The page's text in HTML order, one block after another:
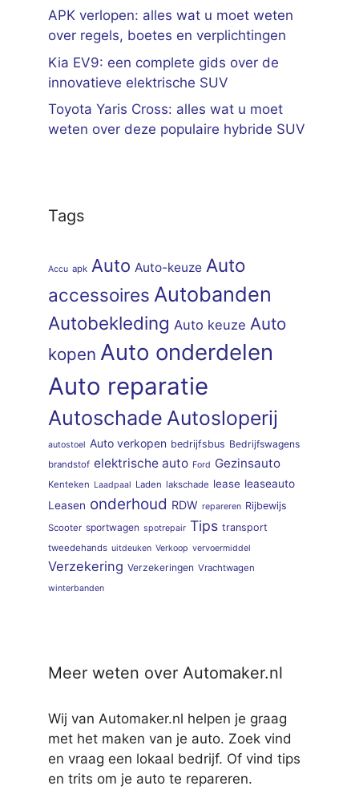
APK verlopen: alles wat u moet weten
over regels, boetes en verplichtingen
Kia EV9: een complete gids over de
innovatieve elektrische SUV
Toyota Yaris Cross: alles wat u moet
weten over deze populaire hybride SUV
Tags
Accu apk Auto Auto-keuze Auto
accessoires Autobanden
Autobekleding Auto keuze Auto
kopen Auto onderdelen
Auto reparatie
Autoschade Autosloperij
autostoel Auto verkopen bedrijfsbus Bedrijfswagens
brandstof elektrische auto Ford Gezinsauto
Kenteken Laadpaal Laden lakschade lease leaseauto
Leasen onderhoud RDW repareren Rijbewijs
Scooter sportwagen spotrepair Tips transport
tweedehands uitdeuken Verkoop vervoermiddel
Verzekering Verzekeringen Vrachtwagen
winterbanden
Meer weten over Automaker.nl
Wij van Automaker.nl helpen je graag
met het maken van je auto. Zoek vind
en vraag een lokaal bedrijf. Of vind tips
en trits om je auto te repareren.